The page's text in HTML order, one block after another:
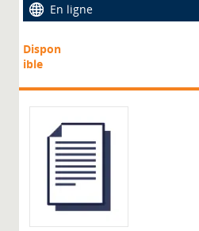
En ligne
Dispon
ible